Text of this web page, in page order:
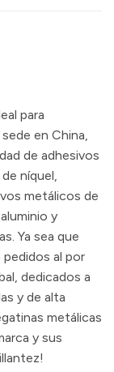
para
en China,
de adhesivos
níquel,
metálicos de
y
Ya sea que
al por
dedicados a
y de alta
metálicas
y sus